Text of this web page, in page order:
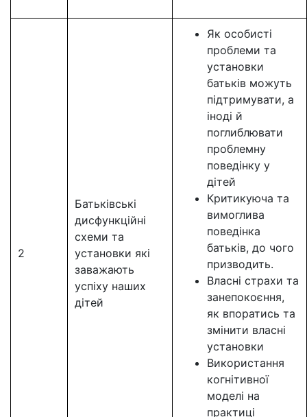
2
Батьківські
дисфункційні
схеми та
установки які
заважають
успіху наших
дітей
Як особисті
проблеми та
установки
батьків можуть
підтримувати, а
іноді й
поглиблювати
проблемну
поведінку у
дітей
Критикуюча та
вимоглива
поведінка
батьків, до чого
призводить.
Власні страхи та
занепокоєння,
як впоратись та
змінити власні
установки
Використання
когнітивної
моделі на
практиці